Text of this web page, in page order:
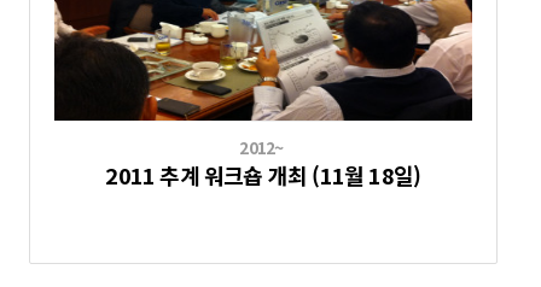
2012~
2011 추계 워크숍 개최 (11월 18일)